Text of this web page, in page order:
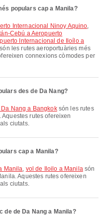
populars cap a Manila?
Internacional Ninoy Aquino,
Cebú a Aeropuerto
Internacional de Iloílo a
són les rutes aeroportuàries més
connexions còmodes per
des de Da Nang?
Nang a Bangkoksón les rutes
rutes ofereixen
ciutats.
cap a Manila?
Manila, vol de Iloilo a Manilasón
Aquestes rutes ofereixen
ciutats.
de de Da Nang a Manila?